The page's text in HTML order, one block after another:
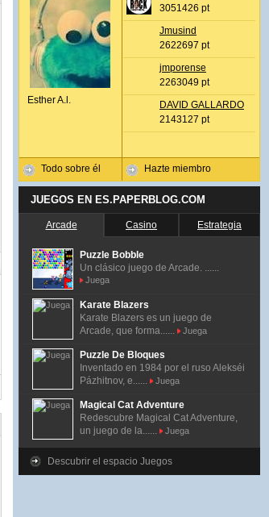
Esther A.l.
Todo sobre él
3051426 pt
Jmusind
2622697 pt
jmporense
2263049 pt
DAVID GALLARDO
2143127 pt
Hazte miembro
JUEGOS EN ES.PAPERBLOG.COM
Arcade Casino Estrategia
Puzzle Bobble
Un clásico juego de Arcade. ......
Juega
Karate Blazers
Karate Blazers es un juego de
Arcade, que forma......
Juega
Puzzle De Bloques
Inventado en 1984 por el ruso Alekséi
Pázhitnov, e......
Juega
Magical Cat Adventure
Redescubre Magical Cat Adventure,
un juego de la......
Juega
Descubrir el espacio Juegos